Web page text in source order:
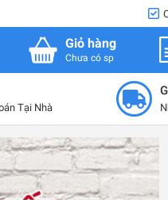
Giỏ hàng
Chưa có sp
Tại Nhà